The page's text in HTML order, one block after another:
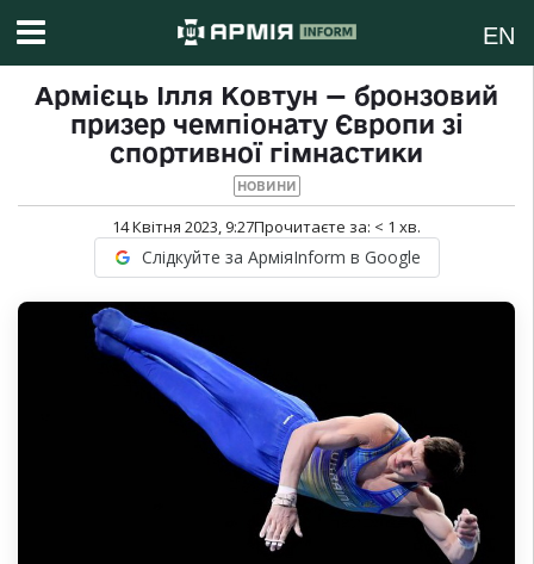
EN
Армієць Ілля Ковтун — бронзовий
призер чемпіонату Європи зі
спортивної гімнастики
НОВИНИ
14 Квітня 2023, 9:27Прочитаєте за: < 1 хв.
Слідкуйте за АрміяInform в Google